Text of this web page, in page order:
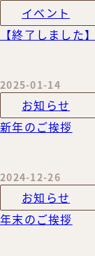
イベント
【終了しました
2025-01-14
お知らせ
新年のご挨拶
2024-12-26
お知らせ
年末のご挨拶